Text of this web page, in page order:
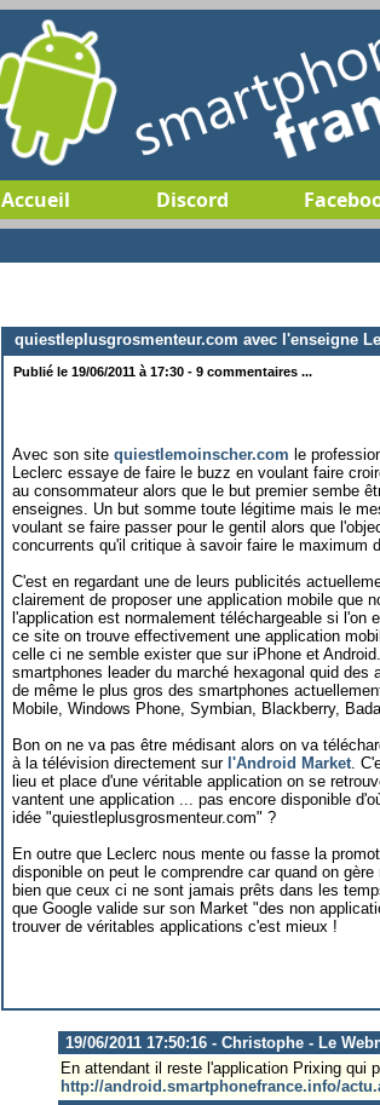
Accueil Discord
quiestleplusgrosmenteur.com avec l'enseigne
Publié le 19/06/2011 à 17:30 - 9 commentaires ...
Avec son site quiestlemoinscher.com le
Leclerc essaye de faire le buzz en voulant faire
au consommateur alors que le but premier sembe
enseignes. Un but somme toute légitime mais le
voulant se faire passer pour le gentil alors que
concurrents qu'il critique à savoir faire le maximum
C'est en regardant une de leurs publicités
clairement de proposer une application mobile que
l'application est normalement téléchargeable si l'on
ce site on trouve effectivement une application
celle ci ne semble exister que sur iPhone et
smartphones leader du marché hexagonal quid des
de même le plus gros des smartphones
Mobile, Windows Phone, Symbian, Blackberry,
Bon on ne va pas être médisant alors on va
à la télévision directement sur l'Android Market .
lieu et place d'une véritable application on se
vantent une application ... pas encore disponible
idée "quiestleplusgrosmenteur.com" ?
En outre que Leclerc nous mente ou fasse la
disponible on peut le comprendre car quand on
bien que ceux ci ne sont jamais prêts dans les
que Google valide sur son Market "des non
trouver de véritables applications c'est mieux !
19/06/2011 17:50:16 - Christophe - Le
En attendant il reste l'application Prixing qui
http://android.smartphonefrance.info/